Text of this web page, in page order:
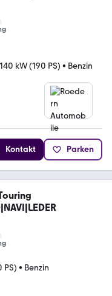
140 kW (190 PS) • Benzin
Kontakt Parken
PS) • Benzin